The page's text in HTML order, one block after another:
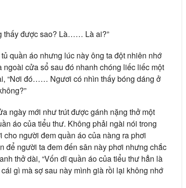
thấy được sao? Là…… Là ai?”
quần áo nhưng lúc này ông ta đột nhiên nhớ
cửa sổ sau đó nhanh chóng liếc liếc một
“Nơi đó…… Ngươi có nhìn thấy bóng dáng ở
ngày mới như trút được gánh nặng thở một
áo của tiểu thư. Không phải ngài nói trong
người đem quần áo của nàng ra phơi
để người ta đem đến sân này phơi nhưng chắc
thở dài, “Vốn dĩ quần áo của tiểu thư hẳn là
gì mà sợ sau này mình già rồi lại không nhớ